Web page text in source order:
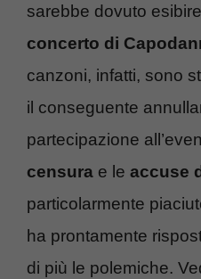
sarebbe dovuto
concerto di
canzoni, infatti, sono
il conseguente
partecipazione
censura e le accuse
particolarmente
ha prontamente
di più le polemiche.